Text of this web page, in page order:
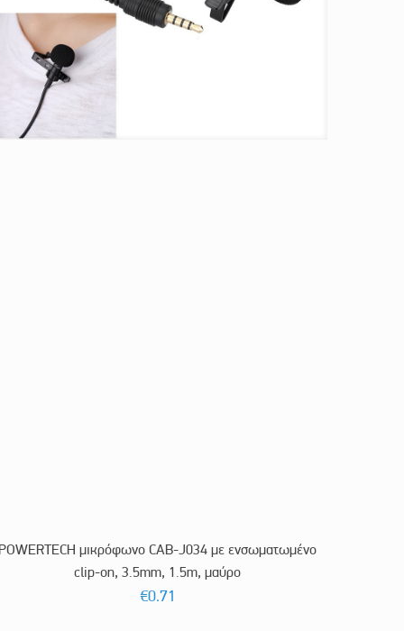
μικρόφωνο CAB-J034 με ενσωματωμένο
clip-on, 3.5mm, 1.5m, μαύρο
€0.71